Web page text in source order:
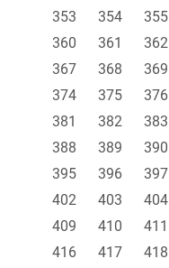
353
354 355
360
361 362
367
368 369
374
375 376
381
382 383
388
389 390
395
396 397
402
403 404
409
410 411
416
417 418